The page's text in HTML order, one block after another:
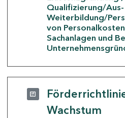
Qualifizierung/Aus-
Weiterbildung/
von Personalkosten
Sachanlagen und
Wachstum